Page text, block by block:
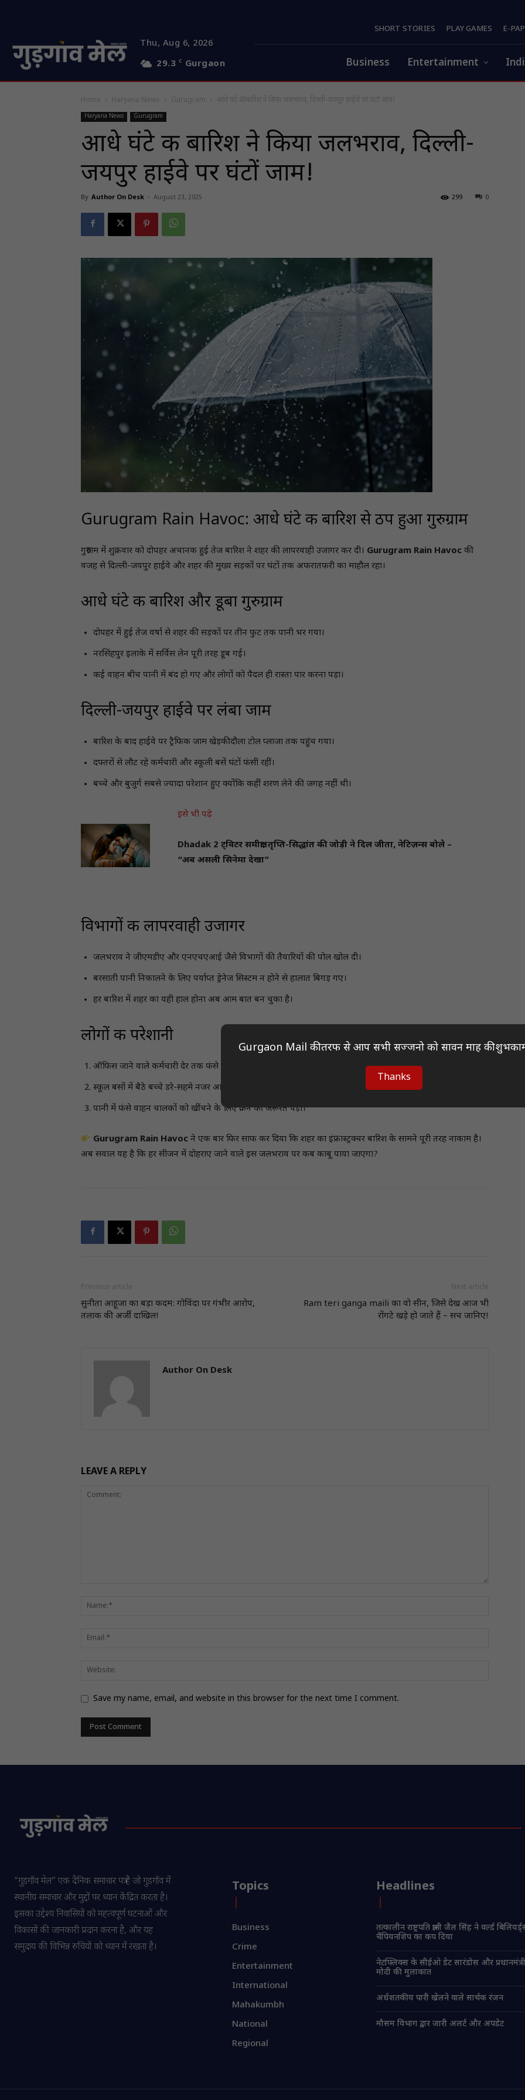
Thu, Aug 6, 2026
29.3 C Gurgaon
SHORT STORIES PLAY GAMES E-
Business Entertainment
Home Haryana News Gurugram आधे घंटे की बारिश ने किया जलभराव, दिल्ली-जयपुर हाईवे पर घंटों जाम!
Haryana News Gurugram
आधे घंटे की बारिश ने किया जलभराव, दिल्ली-
जयपुर हाईवे पर घंटों जाम!
By Author On Desk - August 23, 2025 0
299
Gurugram Rain Havoc: आधे घंटे की बारिश से ठप हुआ गुरुग्राम
गुरुग्राम में शुक्रवार को दोपहर अचानक हुई तेज बारिश ने शहर की लापरवाही उजागर कर दी। Gurugram Rain Havoc की
वजह से दिल्ली-जयपुर हाईवे और शहर की मुख्य सड़कों पर घंटों तक अफरातफरी का माहौल रहा।
आधे घंटे की बारिश और डूबा गुरुग्राम
दोपहर में हुई तेज वर्षा से शहर की सड़कों पर तीन फुट तक पानी भर गया।
नरसिंहपुर इलाके में सर्विस लेन पूरी तरह डूब गई।
कई वाहन बीच पानी में बंद हो गए और लोगों को पैदल ही रास्ता पार करना पड़ा।
दिल्ली-जयपुर हाईवे पर लंबा जाम
बारिश के बाद हाईवे पर ट्रैफिक जाम खेड़कीदौला टोल प्लाजा तक पहुंच गया।
दफ्तरों से लौट रहे कर्मचारी और स्कूली बसें घंटों फंसी रहीं।
बच्चे और बुजुर्ग सबसे ज्यादा परेशान हुए क्योंकि कहीं शरण लेने की जगह नहीं थी।
इसे भी पढ़े
Dhadak 2 ट्विटर समीक्षा: तृप्ति-सिद्धांत की जोड़ी ने दिल जीता, नेटिज़न्स बोले –
“अब असली सिनेमा देखा”
विभागों की लापरवाही उजागर
जलभराव ने जीएमडीए और एनएचएआई जैसे विभागों की तैयारियों की पोल खोल दी।
बरसाती पानी निकालने के लिए पर्याप्त ड्रेनेज सिस्टम न होने से हालात बिगड़ गए।
हर बारिश में शहर का यही हाल होना अब आम बात बन चुका है।
लोगों की परेशानी
ऑफिस जाने वाले कर्मचारी देर तक फंसे रहे।
स्कूल बसों में बैठे बच्चे डरे-सहमे नजर आए।
पानी में फंसे वाहन चालकों को खींचने के लिए क्रेन की जरूरत पड़ी।
Gurugram Rain Havoc ने एक बार फिर साफ कर दिया कि शहर का इंफ्रास्ट्रक्चर बारिश के सामने पूरी तरह नाकाम है।
अब सवाल यह है कि हर सीजन में दोहराए जाने वाले इस जलभराव पर कब काबू पाया जाएगा?
Previous article
सुनीता आहूजा का बड़ा कदम: गोविंदा पर गंभीर आरोप,
तलाक की अर्जी दाखिल!
Next article
Ram teri ganga maili का वो सीन, जिसे देख आज भी
रोंगटे खड़े हो जाते हैं – सच जानिए!
Author On Desk
LEAVE A REPLY
Save my name, email, and website in this browser for the next time I comment.
“गुडगाँव मेल” एक दैनिक समाचार पत्र है जो गुडगाँव में
स्थानीय समाचार और मुद्दों पर ध्यान केंद्रित करता है।
इसका उद्देश्य निवासियों को महत्वपूर्ण घटनाओं और
विकासों की जानकारी प्रदान करना है, और यह
समुदाय की विभिन्न रुचियों को ध्यान में रखता है।
Topics
Business
Crime
Entertainment
International
Mahakumbh
National
Regional
Headlines
तत्कालीन राष्ट्रपति ज्ञानी जैल सिंह ने वर्ल्ड
चैंपियनशिप का कप दिया
नेटफ्लिक्स के सीईओ डेट सारंडोस और प्रधानमंत्री
मोदी की मुलाकात
अर्धशतकीय पारी खेलने वाले सार्थक रंजन
मौसम विभाग द्वार जारी अलर्ट और अपडेट
Gurgaon Mail की तरफ से आप सभी सज्जनो को सावन माह की
Thanks